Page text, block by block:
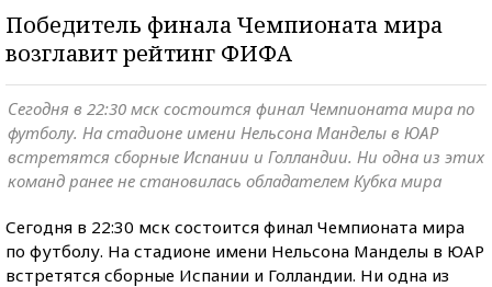
Победитель финала Чемпионата мира
возглавит рейтинг ФИФА
Сегодня в 22:30 мск состоится финал Чемпионата мира по
футболу. На стадионе имени Нельсона Манделы в ЮАР
встретятся сборные Испании и Голландии. Ни одна из этих
команд ранее не становилась обладателем Кубка мира
Сегодня в 22:30 мск состоится финал Чемпионата мира
по футболу. На стадионе имени Нельсона Манделы в ЮАР
встретятся сборные Испании и Голландии. Ни одна из